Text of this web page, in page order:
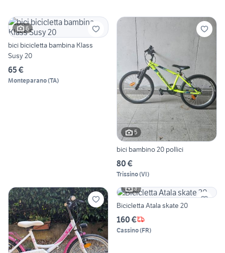
6
bici bicicletta bambina Klass
Susy 20
65 €
Monteparano(TA)
5
bici bambino 20 pollici
80 €
Trissino(VI)
3
Bicicletta Atala skate 20
160 €
Cassino(FR)